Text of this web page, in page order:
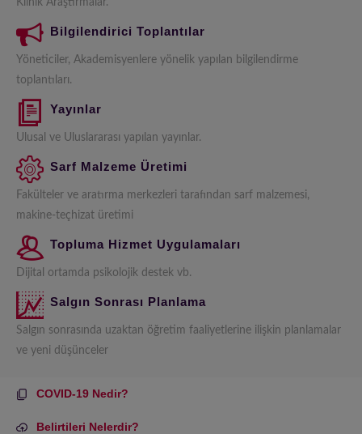
Klinik Araştırmalar.
Bilgilendirici Toplantılar
Yöneticiler, Akademisyenlere yönelik yapılan bilgilendirme
toplantıları.
Yayınlar
Ulusal ve Uluslararası yapılan yayınlar.
Sarf Malzeme Üretimi
Fakülteler ve aratırma merkezleri tarafından sarf malzemesi,
makine-teçhizat üretimi
Topluma Hizmet Uygulamaları
Dijital ortamda psikolojik destek vb.
Salgın Sonrası Planlama
Salgın sonrasında uzaktan öğretim faaliyetlerine ilişkin planlamalar
ve yeni düşünceler
COVID-19 Nedir?
Belirtileri Nelerdir?